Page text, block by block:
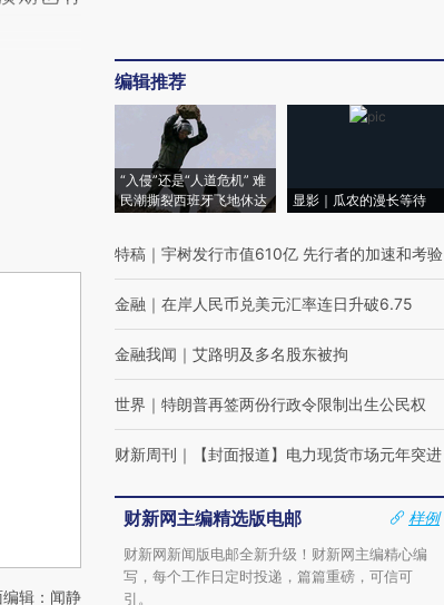
辑：闻静
编辑推荐
“入侵”还是“人道危机” 难
民潮撕裂西班牙飞地休达
显影｜瓜农的漫长等待
特稿 ｜ 宇树发行市值610亿 先行者的加速和考验
金融 ｜ 在岸人民币兑美元汇率连日升破6.75
金融我闻 ｜ 艾路明及多名股东被拘
世界 ｜ 特朗普再签两份行政令限制出生公民权
财新周刊 ｜ 【封面报道】电力现货市场元年突进
财新网主编精选版电邮
样例
财新网新闻版电邮全新升级！财新网主编精心编
写，每个工作日定时投递，篇篇重磅，可信可
引。